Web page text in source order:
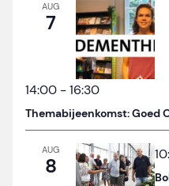
AUG
7
14:00 -16:30
Themabijeenkomst: Goed
AUG
8